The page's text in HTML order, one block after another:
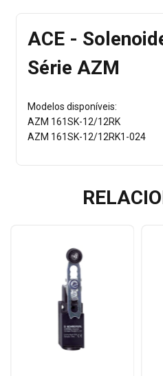
ACE -
Série AZM
Modelos disponíveis:
AZM 161SK-12/12RK
AZM 161SK-12/12RK1-024